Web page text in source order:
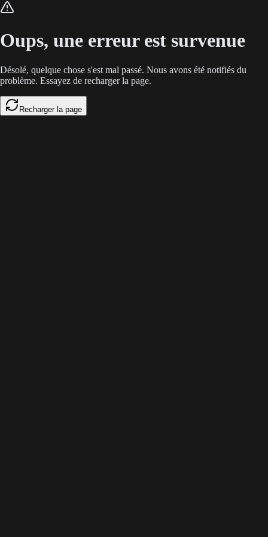
Les développeurs perdaient du temps et de l'argent avec des outils
Oups, une erreur est survenue
Désolé, quelque chose s'est mal passé. Nous avons été notifiés du
problème. Essayez de recharger la page.
Recharger la page